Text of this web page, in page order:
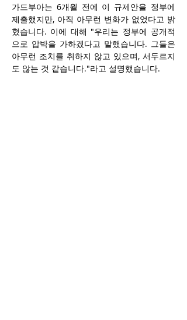
가드부아는 6개월 전에 이 규제안을 정부에
제출했지만, 아직 아무런 변화가 없었다고 밝
혔습니다. 이에 대해 "우리는 정부에 공개적
으로 압박을 가하겠다고 말했습니다. 그들은
아무런 조치를 취하지 않고 있으며, 서두르지
도 않는 것 같습니다."라고 설명했습니다.